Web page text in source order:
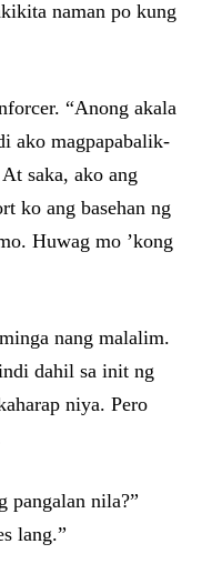
naman po kung
“Anong akala
ako magpapabalik-
saka, ako ang
ko ang basehan ng
Huwag mo ’kong
nang malalim.
dahil sa init ng
niya. Pero
pangalan nila?”
lang.”